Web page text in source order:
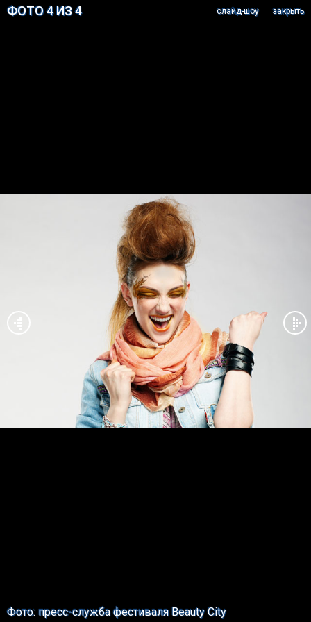
ФОТО 4 ИЗ 4 закрыть
cлайд-шоу
Фото: пресс-служба фестиваля Beauty City